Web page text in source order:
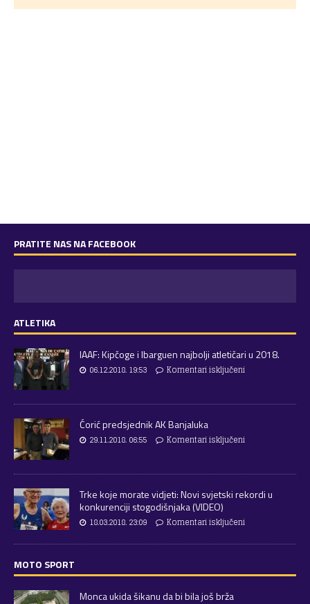
PRATITE NAS NA FACEBOOK
ATLETIKA
IAAF: Kipčoge i Ibarguen najbolji atletičari u 2018.
06.12.2018. 19:53 Komentari isključeni
Ćorić predsjednik AK Banjaluka
29.11.2018. 06:55 Komentari isključeni
Trke koje morate vidjeti: Novi svjetski rekordi u
konkurenciji stogodišnjaka (VIDEO)
18.03.2018. 23:09 Komentari isključeni
MOTO SPORT
Monca ukida šikanu da bi bila još brža